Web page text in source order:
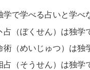
学で学べる占いと学べ
占（ぼくせん）は独
術（めいじゅつ）は独
占（そうせん）は独学